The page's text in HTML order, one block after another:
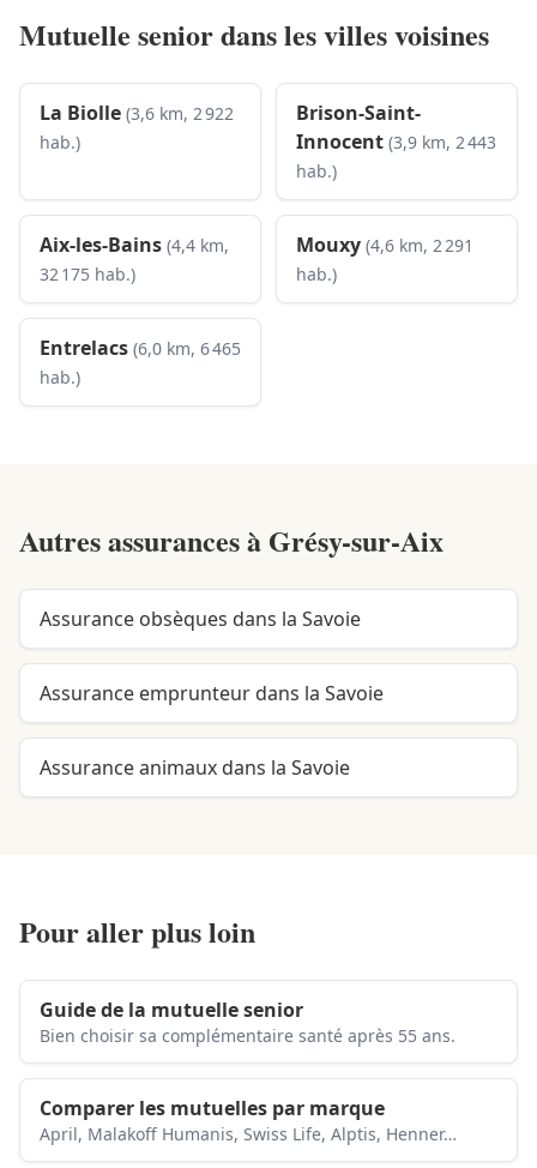
Mutuelle senior dans les villes voisines
La Biolle (3,6 km, 2 922
hab.)
Brison-Saint-
Innocent (3,9 km, 2 443
hab.)
Aix-les-Bains (4,4 km,
32 175 hab.)
Mouxy (4,6 km, 2 291
hab.)
Entrelacs (6,0 km, 6 465
hab.)
Autres assurances à Grésy-sur-Aix
Assurance obsèques dans la Savoie
Assurance emprunteur dans la Savoie
Assurance animaux dans la Savoie
Pour aller plus loin
Guide de la mutuelle senior
Bien choisir sa complémentaire santé après 55 ans.
Comparer les mutuelles par marque
April, Malakoff Humanis, Swiss Life, Alptis, Henner…